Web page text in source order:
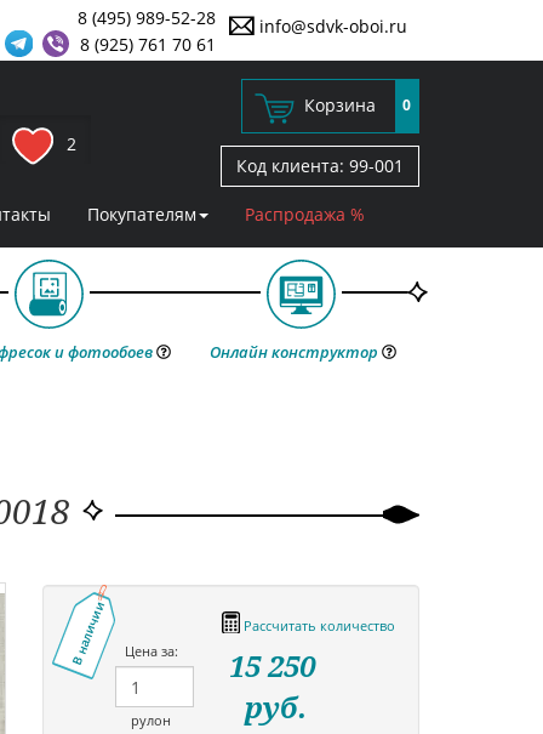
info@sdvk-oboi.ru
8 (495) 989-52-28
8 (925) 761 70 61
2
Корзина 0
Код клиента: 99-001
Покупателям Распродажа %
и фотообоев Онлайн конструктор
В наличии
Рассчитать количество
Цена за:
рулон
15 250
руб.